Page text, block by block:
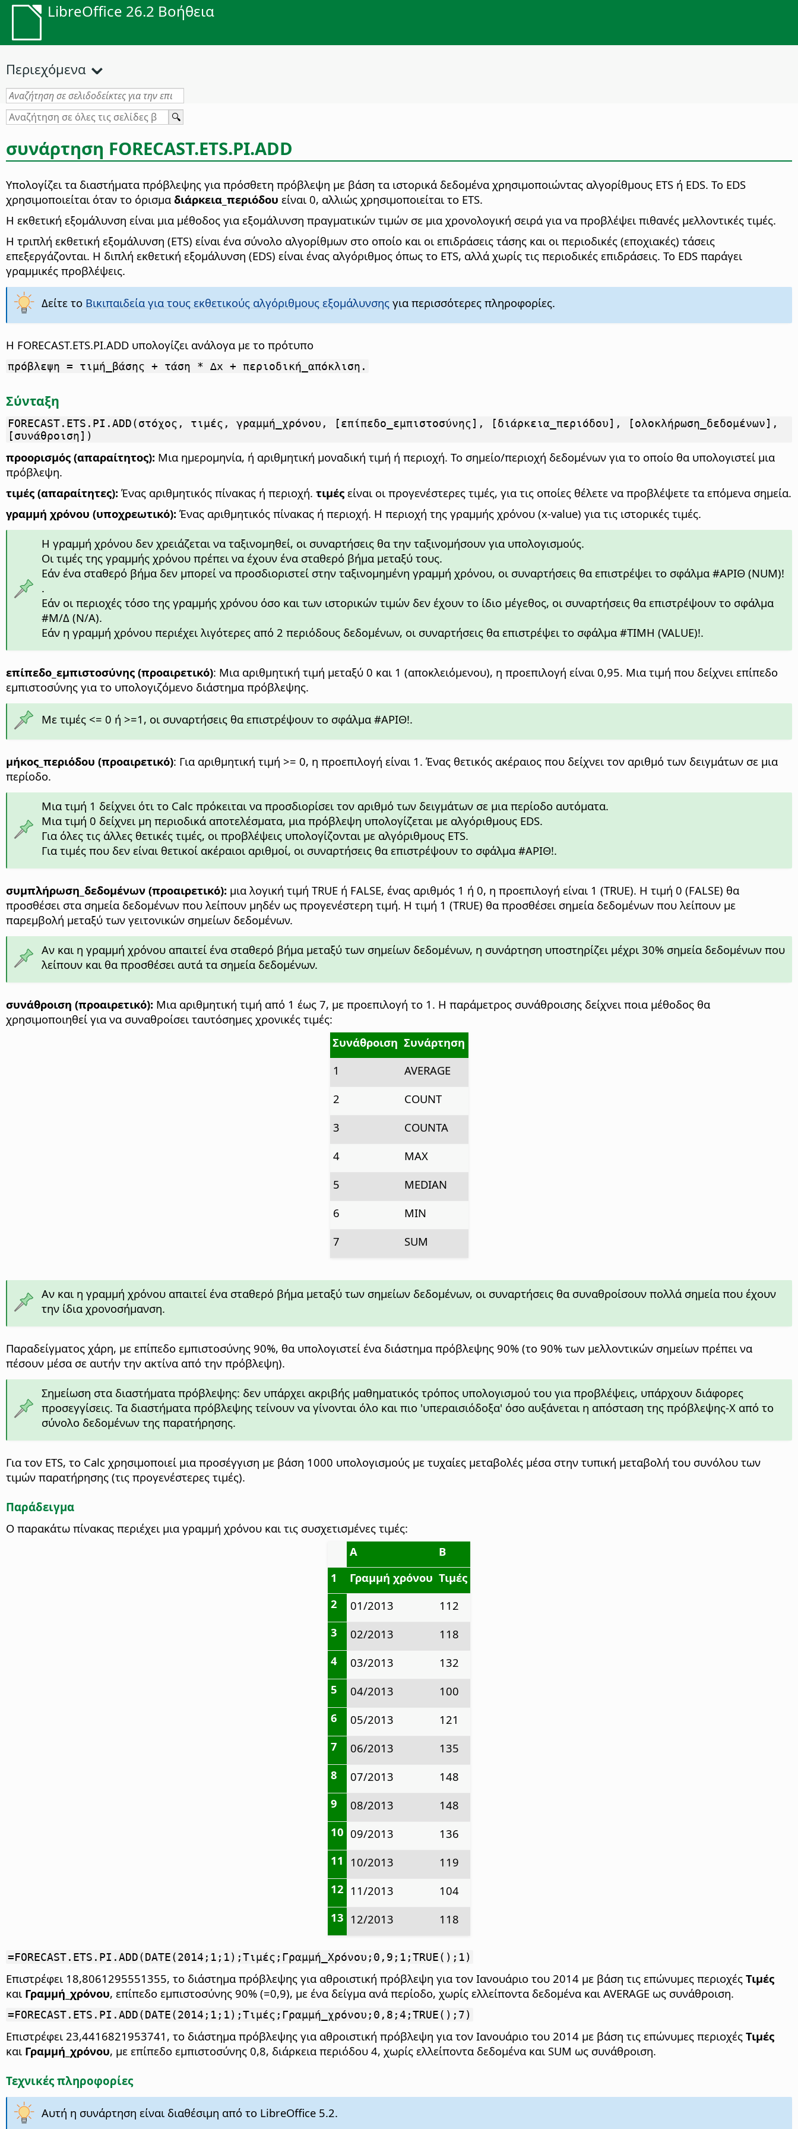
LibreOffice 26.2 Βοήθεια
Περιεχόμενα
συνάρτηση FORECAST.ETS.PI.ADD
Υπολογίζει τα διαστήματα πρόβλεψης για πρόσθετη πρόβλεψη με βάση τα ιστορικά δεδομένα χρησιμοποιώντας αλγορίθμους ETS ή EDS. Το EDS
χρησιμοποιείται όταν το όρισμα διάρκεια_περιόδου είναι 0, αλλιώς χρησιμοποιείται το ETS.
Η εκθετική εξομάλυνση είναι μια μέθοδος για εξομάλυνση πραγματικών τιμών σε μια χρονολογική σειρά για να προβλέψει πιθανές μελλοντικές τιμές.
Η τριπλή εκθετική εξομάλυνση (ETS) είναι ένα σύνολο αλγορίθμων στο οποίο και οι επιδράσεις τάσης και οι περιοδικές (εποχιακές) τάσεις
επεξεργάζονται. Η διπλή εκθετική εξομάλυνση (EDS) είναι ένας αλγόριθμος όπως το ETS, αλλά χωρίς τις περιοδικές επιδράσεις. Το EDS παράγει
γραμμικές προβλέψεις.
Δείτε το Βικιπαιδεία για τους εκθετικούς αλγόριθμους εξομάλυνσηςγια περισσότερες πληροφορίες.
Η FORECAST.ETS.PI.ADD υπολογίζει ανάλογα με το πρότυπο
πρόβλεψη = τιμή_βάσης + τάση * ∆x + περιοδική_απόκλιση.
Σύνταξη
FORECAST.ETS.PI.ADD(στόχος, τιμές, γραμμή_χρόνου, [επίπεδο_εμπιστοσύνης], [διάρκεια_περιόδου], [ολοκλήρωση_δεδομένων],
[συνάθροιση])
προορισμός (απαραίτητος): Μια ημερομηνία, ή αριθμητική μοναδική τιμή ή περιοχή. Το σημείο/περιοχή δεδομένων για το οποίο θα υπολογιστεί μια
πρόβλεψη.
τιμές (απαραίτητες): Ένας αριθμητικός πίνακας ή περιοχή. τιμές είναι οι προγενέστερες τιμές, για τις οποίες θέλετε να προβλέψετε τα επόμενα σημεία.
γραμμή χρόνου (υποχρεωτικό): Ένας αριθμητικός πίνακας ή περιοχή. Η περιοχή της γραμμής χρόνου (x-value) για τις ιστορικές τιμές.
Η γραμμή χρόνου δεν χρειάζεται να ταξινομηθεί, οι συναρτήσεις θα την ταξινομήσουν για υπολογισμούς.
Οι τιμές της γραμμής χρόνου πρέπει να έχουν ένα σταθερό βήμα μεταξύ τους.
Εάν ένα σταθερό βήμα δεν μπορεί να προσδιοριστεί στην ταξινομημένη γραμμή χρόνου, οι συναρτήσεις θα επιστρέψει το σφάλμα #ΑΡΙΘ (NUM)!
.
Εάν οι περιοχές τόσο της γραμμής χρόνου όσο και των ιστορικών τιμών δεν έχουν το ίδιο μέγεθος, οι συναρτήσεις θα επιστρέψουν το σφάλμα
#Μ/Δ (N/A).
Εάν η γραμμή χρόνου περιέχει λιγότερες από 2 περιόδους δεδομένων, οι συναρτήσεις θα επιστρέψει το σφάλμα #ΤΙΜΗ (VALUE)!.
επίπεδο_εμπιστοσύνης (προαιρετικό): Μια αριθμητική τιμή μεταξύ 0 και 1 (αποκλειόμενου), η προεπιλογή είναι 0,95. Μια τιμή που δείχνει επίπεδο
εμπιστοσύνης για το υπολογιζόμενο διάστημα πρόβλεψης.
Με τιμές <= 0 ή >=1, οι συναρτήσεις θα επιστρέψουν το σφάλμα #ΑΡΙΘ!.
μήκος_περιόδου (προαιρετικό): Για αριθμητική τιμή >= 0, η προεπιλογή είναι 1. Ένας θετικός ακέραιος που δείχνει τον αριθμό των δειγμάτων σε μια
περίοδο.
Μια τιμή 1 δείχνει ότι το Calc πρόκειται να προσδιορίσει τον αριθμό των δειγμάτων σε μια περίοδο αυτόματα.
Μια τιμή 0 δείχνει μη περιοδικά αποτελέσματα, μια πρόβλεψη υπολογίζεται με αλγόριθμους EDS.
Για όλες τις άλλες θετικές τιμές, οι προβλέψεις υπολογίζονται με αλγόριθμους ETS.
Για τιμές που δεν είναι θετικοί ακέραιοι αριθμοί, οι συναρτήσεις θα επιστρέψουν το σφάλμα #ΑΡΙΘ!.
συμπλήρωση_δεδομένων (προαιρετικό): μια λογική τιμή TRUE ή FALSE, ένας αριθμός 1 ή 0, η προεπιλογή είναι 1 (TRUE). Η τιμή 0 (FALSE) θα
προσθέσει στα σημεία δεδομένων που λείπουν μηδέν ως προγενέστερη τιμή. Η τιμή 1 (TRUE) θα προσθέσει σημεία δεδομένων που λείπουν με
παρεμβολή μεταξύ των γειτονικών σημείων δεδομένων.
Αν και η γραμμή χρόνου απαιτεί ένα σταθερό βήμα μεταξύ των σημείων δεδομένων, η συνάρτηση υποστηρίζει μέχρι 30% σημεία δεδομένων που
λείπουν και θα προσθέσει αυτά τα σημεία δεδομένων.
συνάθροιση (προαιρετικό): Μια αριθμητική τιμή από 1 έως 7, με προεπιλογή το 1. Η παράμετρος συνάθροισης δείχνει ποια μέθοδος θα
χρησιμοποιηθεί για να συναθροίσει ταυτόσημες χρονικές τιμές:
Συνάθροιση Συνάρτηση
1
AVERAGE
2
COUNT
3
COUNTA
4
MAX
5
MEDIAN
6
MIN
7
SUM
Αν και η γραμμή χρόνου απαιτεί ένα σταθερό βήμα μεταξύ των σημείων δεδομένων, οι συναρτήσεις θα συναθροίσουν πολλά σημεία που έχουν
την ίδια χρονοσήμανση.
Παραδείγματος χάρη, με επίπεδο εμπιστοσύνης 90%, θα υπολογιστεί ένα διάστημα πρόβλεψης 90% (το 90% των μελλοντικών σημείων πρέπει να
πέσουν μέσα σε αυτήν την ακτίνα από την πρόβλεψη).
Σημείωση στα διαστήματα πρόβλεψης: δεν υπάρχει ακριβής μαθηματικός τρόπος υπολογισμού του για προβλέψεις, υπάρχουν διάφορες
προσεγγίσεις. Τα διαστήματα πρόβλεψης τείνουν να γίνονται όλο και πιο 'υπεραισιόδοξα' όσο αυξάνεται η απόσταση της πρόβλεψης-Χ από το
σύνολο δεδομένων της παρατήρησης.
Για τον ETS, το Calc χρησιμοποιεί μια προσέγγιση με βάση 1000 υπολογισμούς με τυχαίες μεταβολές μέσα στην τυπική μεταβολή του συνόλου των
τιμών παρατήρησης (τις προγενέστερες τιμές).
Παράδειγμα
Ο παρακάτω πίνακας περιέχει μια γραμμή χρόνου και τις συσχετισμένες τιμές:
A
B
1
Γραμμή χρόνου Τιμές
2
01/2013
112
3
02/2013
118
4
03/2013
132
5
04/2013
100
6
05/2013
121
7
06/2013
135
8
07/2013
148
9
08/2013
148
10 09/2013
136
11 10/2013
119
12 11/2013
104
13 12/2013 118
=FORECAST.ETS.PI.ADD(DATE(2014;1;1);Τιμές;Γραμμή_Χρόνου;0,9;1;TRUE();1)
Επιστρέφει 18,8061295551355, το διάστημα πρόβλεψης για αθροιστική πρόβλεψη για τον Ιανουάριο του 2014 με βάση τις επώνυμες περιοχές Τιμές
και Γραμμή_χρόνου, επίπεδο εμπιστοσύνης 90% (=0,9), με ένα δείγμα ανά περίοδο, χωρίς ελλείποντα δεδομένα και AVERAGE ως συνάθροιση.
=FORECAST.ETS.PI.ADD(DATE(2014;1;1);Τιμές;Γραμμή_χρόνου;0,8;4;TRUE();7)
Επιστρέφει 23,4416821953741, το διάστημα πρόβλεψης για αθροιστική πρόβλεψη για τον Ιανουάριο του 2014 με βάση τις επώνυμες περιοχές Τιμές
και Γραμμή_χρόνου, με επίπεδο εμπιστοσύνης 0,8, διάρκεια περιόδου 4, χωρίς ελλείποντα δεδομένα και SUM ως συνάθροιση.
Τεχνικές πληροφορίες
Αυτή η συνάρτηση είναι διαθέσιμη από το LibreOffice 5.2.